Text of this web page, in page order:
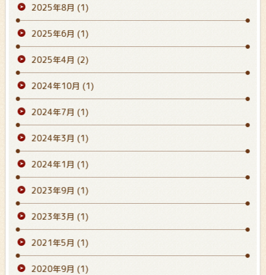
2025年8月 (1)
2025年6月 (1)
2025年4月 (2)
2024年10月 (1)
2024年7月 (1)
2024年3月 (1)
2024年1月 (1)
2023年9月 (1)
2023年3月 (1)
2021年5月 (1)
2020年9月 (1)